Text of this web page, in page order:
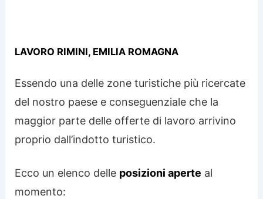
LAVORO RIMINI, EMILIA ROMAGNA
Essendo una delle zone turistiche più ricercate
del nostro paese e conseguenziale che la
maggior parte delle offerte di lavoro arrivino
proprio dall’indotto turistico.
Ecco un elenco delle posizioni aperte al
momento: